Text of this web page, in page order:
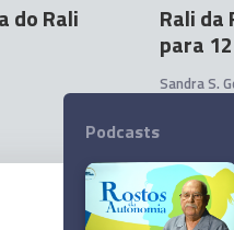
do Rali Rali da
para
Sandra S.
Podcasts